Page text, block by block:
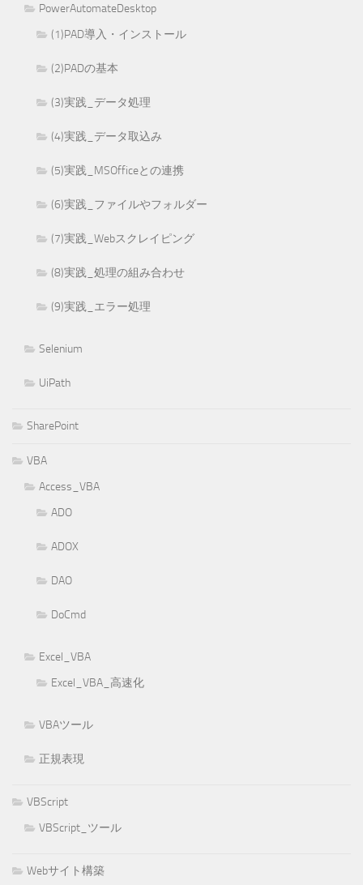
PowerAutomateDesktop
(1)PAD導入・インストール
(2)PADの基本
(3)実践_データ処理
(4)実践_データ取込み
(5)実践_MSOfficeとの連携
(6)実践_ファイルやフォルダー
(7)実践_Webスクレイピング
(8)実践_処理の組み合わせ
(9)実践_エラー処理
Selenium
UiPath
SharePoint
VBA
Access_VBA
ADO
ADOX
DAO
DoCmd
Excel_VBA
Excel_VBA_高速化
VBAツール
正規表現
VBScript
VBScript_ツール
Webサイト構築